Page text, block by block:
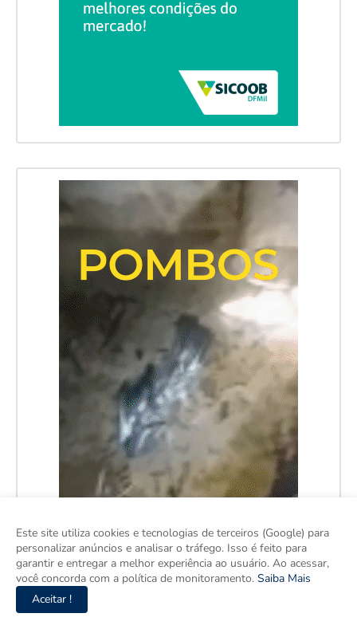
Este site utiliza cookies e tecnologias de terceiros (Google) para
personalizar anúncios e analisar o tráfego. Isso é feito para
garantir e entregar a melhor experiência ao usuário. Ao acessar,
você concorda com a política de monitoramento. Saiba Mais
Aceitar !